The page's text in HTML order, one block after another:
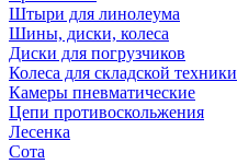
Штыри для линолеума
Шины, диски, колеса
Диски для погрузчиков
Колеса для складской техники
Камеры пневматические
Цепи противоскольжения
Лесенка
Сота